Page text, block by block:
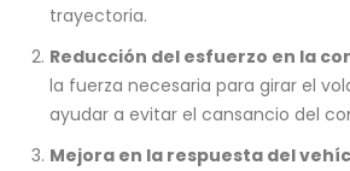
trayectoria.
Reducción del esfuerzo en la
la fuerza necesaria para girar el
ayudar a evitar el cansancio del
Mejora en la respuesta del